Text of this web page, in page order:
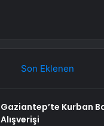
Son Eklenen
Gaziantep’te Kurban
Alışverişi